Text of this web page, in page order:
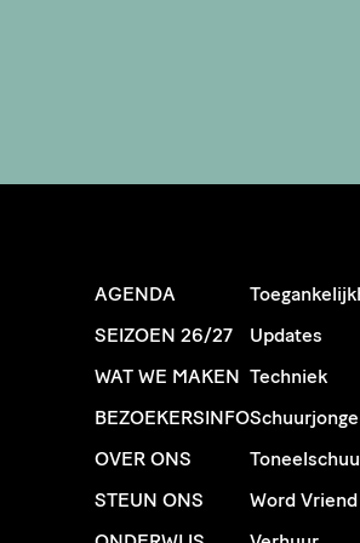
AGENDA
SEIZOEN 26/27
WAT WE MAKEN
BEZOEKERSINFO
OVER ONS
STEUN ONS
Updates
Techniek
Word Vriend